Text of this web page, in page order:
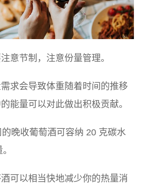
意节制，注意份量管理。
求会导致体重随着时间的推移
能量可以对此做出积极贡献。
晚收葡萄酒可容纳 20 克碳水
可以相当快地减少你的热量消